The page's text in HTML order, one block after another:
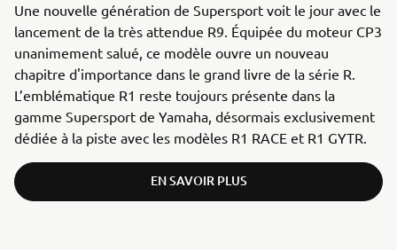
Une nouvelle génération de Supersport voit le jour avec le
lancement de la très attendue R9. Équipée du moteur CP3
unanimement salué, ce modèle ouvre un nouveau
chapitre d'importance dans le grand livre de la série R.
L’emblématique R1 reste toujours présente dans la
gamme Supersport de Yamaha, désormais exclusivement
dédiée à la piste avec les modèles R1 RACE et R1 GYTR.
EN SAVOIR PLUS